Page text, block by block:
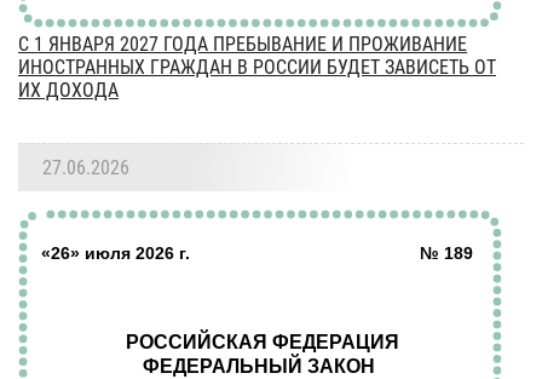
С 1 ЯНВАРЯ 2027 ГОДА ПРЕБЫВАНИЕ И ПРОЖИВАНИЕ
ИНОСТРАННЫХ ГРАЖДАН В РОССИИ БУДЕТ ЗАВИСЕТЬ ОТ
ИХ ДОХОДА
27.06.2026